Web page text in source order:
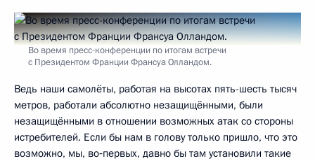
Во время пресс-конференции по итогам встречи
с Президентом Франции Франсуа Олландом.
Ведь наши самолёты, работая на высотах пять-шесть тысяч
метров, работали абсолютно незащищёнными, были
незащищёнными в отношении возможных атак со стороны
истребителей. Если бы нам в голову только пришло, что это
возможно, мы, во‑первых, давно бы там установили такие